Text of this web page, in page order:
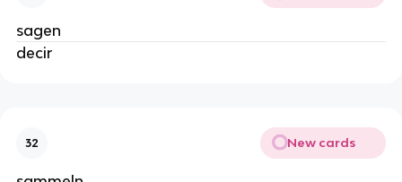
sagen
decir
32 New cards